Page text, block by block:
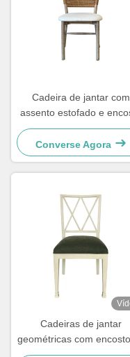
Cadeira de jantar com
assento estofado e
tecido, fácil de limpar
confortável para a sala
jantar
Converse Agora
Cadeiras de jantar
geométricas com encosto
madeira e almofada,